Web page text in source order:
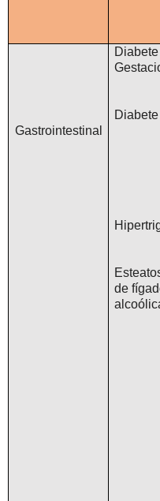
Gastrointestinal
Diabete
de